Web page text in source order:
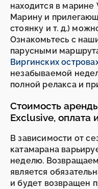
находится в марине
Марину и
стоянку и т. д.)
Ознакомьтесь с
парусными
Виргинских
незабываемой
полной релакса и
Стоимость
Exclusive, оплата
В зависимости от
катамарана
неделю.
является
и будет возвращен